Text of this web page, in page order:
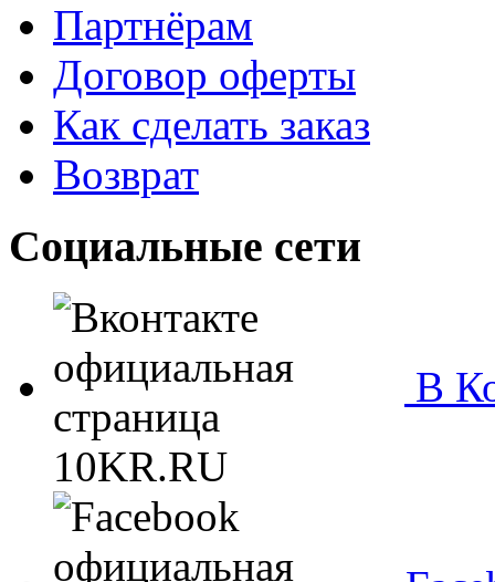
Партнёрам
Договор оферты
Как сделать заказ
Возврат
Социальные сети
В